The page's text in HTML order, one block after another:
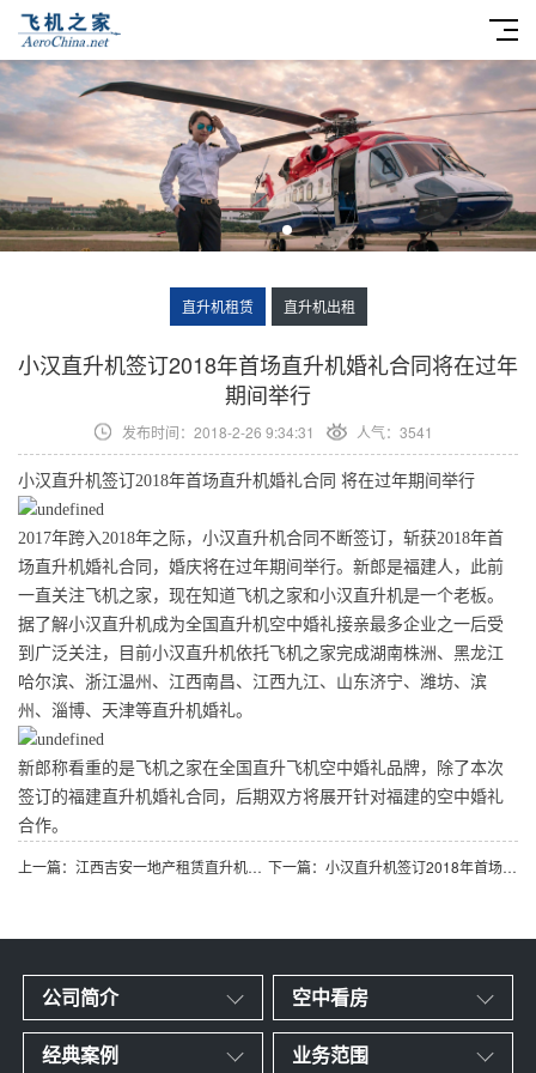
直升机租赁 直升机出租
​小汉直升机签订2018年首场直升机婚礼合同将在过年
期间举行
发布时间：2018-2-26 9:34:31 人气：3541
小汉直升机签订2018年首场直升机婚礼合同 将在过年期间举行
2017年跨入2018年之际，小汉直升机合同不断签订，斩获2018年首
场直升机婚礼合同，婚庆将在过年期间举行。新郎是福建人，此前
一直关注飞机之家，现在知道飞机之家和小汉直升机是一个老板。
据了解小汉直升机成为全国直升机空中婚礼接亲最多企业之一后受
到广泛关注，目前小汉直升机依托飞机之家完成湖南株洲、黑龙江
哈尔滨、浙江温州、江西南昌、江西九江、山东济宁、潍坊、滨
州、淄博、天津等直升机婚礼。
新郎称看重的是飞机之家在全国直升飞机空中婚礼品牌，除了本次
签订的福建直升机婚礼合同，后期双方将展开针对福建的空中婚礼
合作。
上一篇：江西吉安一地产租赁直升机带富豪空中看别墅 下一篇：小汉直升机签订2018年首场直升机婚礼合同
公司简介 空中看房
经典案例 业务范围